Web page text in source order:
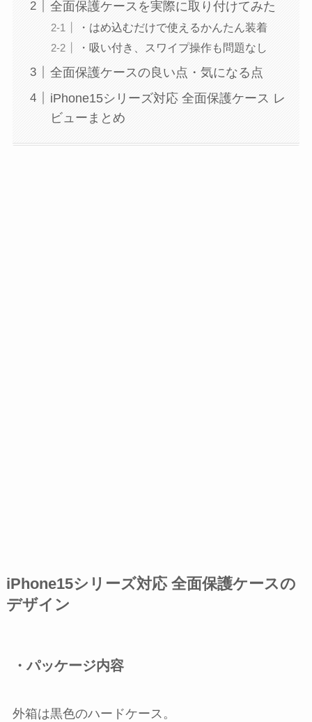
全面保護ケースを実際に取り付けてみた
・はめ込むだけで使えるかんたん装着
・吸い付き、スワイプ操作も問題なし
全面保護ケースの良い点・気になる点
iPhone15シリーズ対応 全面保護ケース レ
ビューまとめ
iPhone15シリーズ対応 全面保護ケースの
デザイン
・パッケージ内容
外箱は黒色のハードケース。